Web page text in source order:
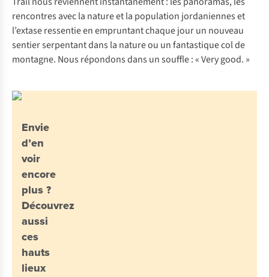
rencontres avec la nature et la population jordaniennes et
l’extase ressentie en empruntant chaque jour un nouveau
sentier serpentant dans la nature ou un fantastique col de
montagne. Nous répondons dans un souffle :« Very good. »
Envie
d’en
voir
encore
plus ?
Découvrez
aussi
ces
hauts
lieux